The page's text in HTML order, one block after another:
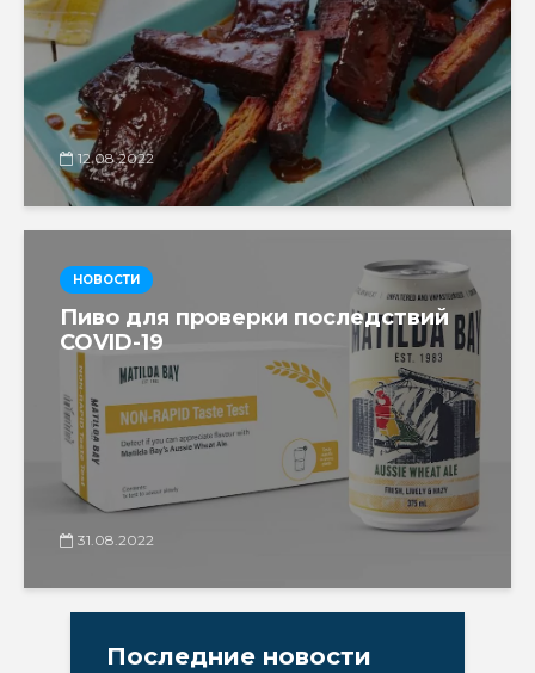
12.08.2022
НОВОСТИ
Пиво для проверки последствий
COVID-19
31.08.2022
Последние новости